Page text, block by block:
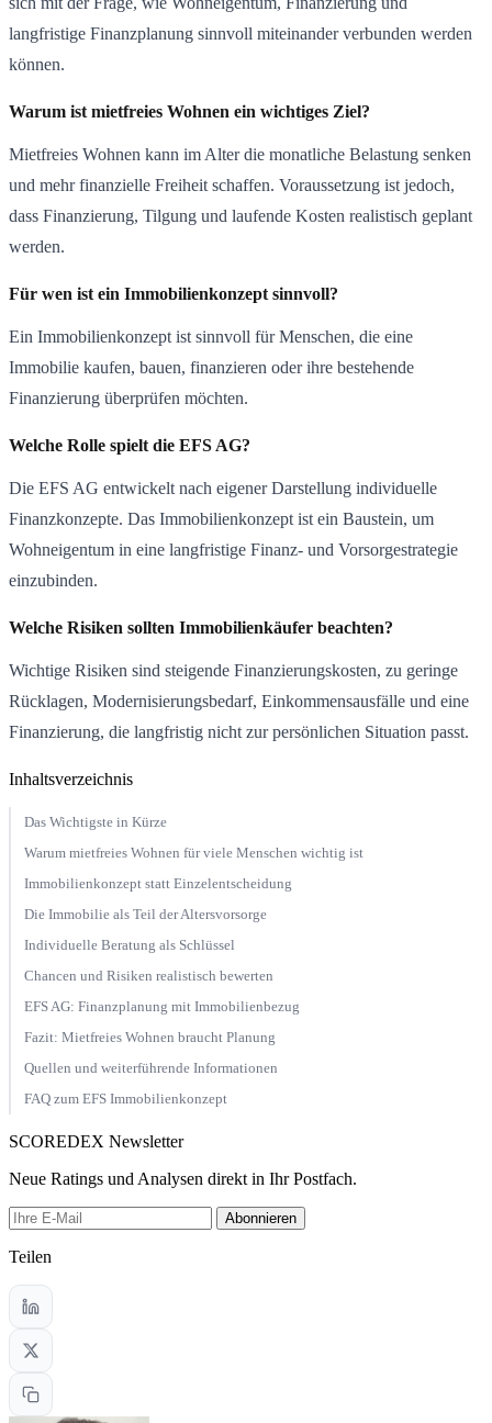
langfristige Finanzplanung sinnvoll miteinander verbunden werden
können.
Warum ist mietfreies Wohnen ein wichtiges Ziel?
Mietfreies Wohnen kann im Alter die monatliche Belastung senken
und mehr finanzielle Freiheit schaffen. Voraussetzung ist jedoch,
dass Finanzierung, Tilgung und laufende Kosten realistisch geplant
werden.
Für wen ist ein Immobilienkonzept sinnvoll?
Ein Immobilienkonzept ist sinnvoll für Menschen, die eine
Immobilie kaufen, bauen, finanzieren oder ihre bestehende
Finanzierung überprüfen möchten.
Welche Rolle spielt die EFS AG?
Die EFS AG entwickelt nach eigener Darstellung individuelle
Finanzkonzepte. Das Immobilienkonzept ist ein Baustein, um
Wohneigentum in eine langfristige Finanz- und Vorsorgestrategie
einzubinden.
Welche Risiken sollten Immobilienkäufer beachten?
Wichtige Risiken sind steigende Finanzierungskosten, zu geringe
Rücklagen, Modernisierungsbedarf, Einkommensausfälle und eine
Finanzierung, die langfristig nicht zur persönlichen Situation passt.
Inhaltsverzeichnis
Das Wichtigste in Kürze
Warum mietfreies Wohnen für viele Menschen wichtig ist
Immobilienkonzept statt Einzelentscheidung
Die Immobilie als Teil der Altersvorsorge
Individuelle Beratung als Schlüssel
Chancen und Risiken realistisch bewerten
EFS AG: Finanzplanung mit Immobilienbezug
Fazit: Mietfreies Wohnen braucht Planung
Quellen und weiterführende Informationen
FAQ zum EFS Immobilienkonzept
SCOREDEX Newsletter
Neue Ratings und Analysen direkt in Ihr Postfach.
Abonnieren
Teilen